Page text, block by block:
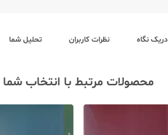
دریک نگاه نظرات کاربران تحلیل شما
محصولات مرتبط با انتخاب شما